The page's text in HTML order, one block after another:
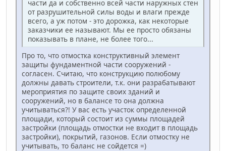
части да и собственно всей части наружных стен
от разрушительной силы воды и влаги прежде
всего, а уж потом - это дорожка, как некоторые
заказчики ее называют. Мы ее просто обязаны
показывать в плане, не более того...
Про то, что отмостка конструктивный элемент
защиты фундаментной части сооружений -
согласен. Считаю, что конструкцию полюбому
должны давать строители, т.к. они разрабатывают
мероприятия по защите своих зданий и
сооружений, но в балансе то она должна
учитываться?! У вас есть участок определенной
площади, который состоит из суммы площадей
застройки (площадь отмостки не входит в площадь
застройки), покрытий, газонов. Если отмостку не
учитывать, то баланс не сойдется =)